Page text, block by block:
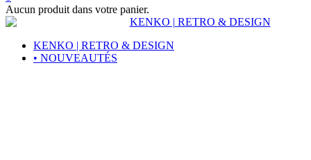
Aucun produit dans votre panier.
KENKO | RETRO & DESIGN
• NOUVEAUTÉS